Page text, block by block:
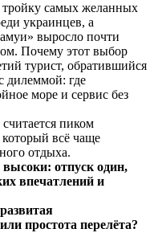
самых желанных
украинцев, а
выросло почти
Почему этот выбор
турист, обратившийся
дилеммой: где
море и сервис без
пиком
всё чаще
отдыха.
отпуск один,
впечатлений и
простота перелёта?